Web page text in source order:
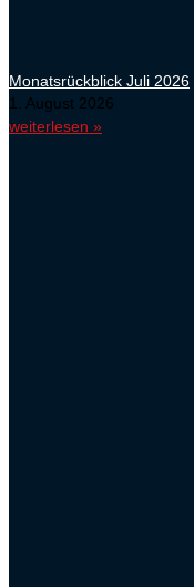
Monatsrückblick Juli 2026
1. August 2026
weiterlesen »